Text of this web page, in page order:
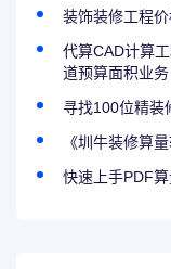
装饰装修工程
代算CAD计算
道预算面积业务
寻找100位精装
《圳牛装修算
快速上手PDF